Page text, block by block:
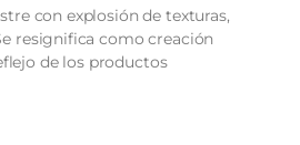
con explosión de texturas,
resignifica como creación
de los productos